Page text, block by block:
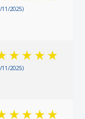
2025)
2025)